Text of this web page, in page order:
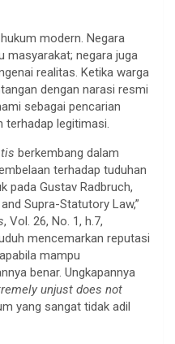
modern. Negara
masyarakat; negara juga
realitas. Ketika warga
dengan narasi resmi
sebagai pencarian
terhadap legitimasi.
berkembang dalam
terhadap tuduhan
pada Gustav Radbruch,
Supra-Statutory Law,”
, Vol. 26, No. 1, h.7,
mencemarkan reputasi
mampu
benar. Ungkapannya
unjust does not
yang sangat tidak adil